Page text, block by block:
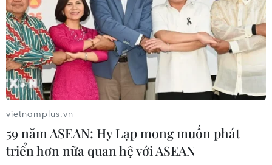
Thái Lan: Các phe đối đầu đã bị loại khỏi
cuộc chơi?
23/05/2014 01:38
Quân đội Thái Lan quyết định tổ chức đảo chính sau khi
không thuyết phục được các bên đi tới một thỏa hiệp
vietnamplus.vn
59 năm ASEAN: Hy Lạp mong muốn phát
triển hơn nữa quan hệ với ASEAN